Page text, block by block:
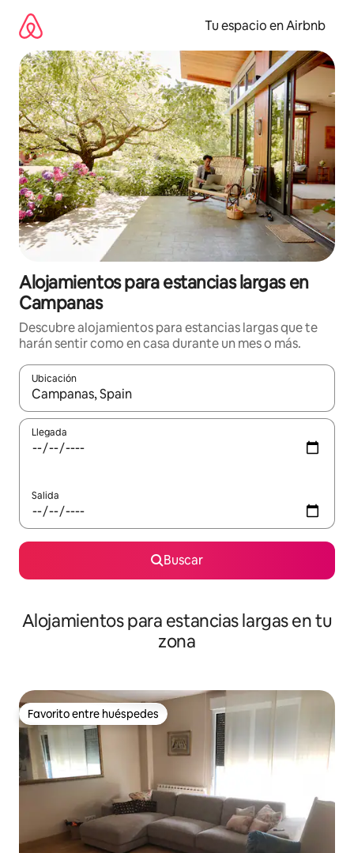
contenido
Tu espacio en Airbnb
Alojamientos para estancias largas en
Campanas
Descubre alojamientos para estancias largas que te
harán sentir como en casa durante un mes o más.
Ubicación
Cuando los resultados estén disponibles, podrás navegar
Llegada
Salida
Buscar
Alojamientos para estancias largas en tu
zona
Favorito entre huéspedes
Favorito entre huéspedes